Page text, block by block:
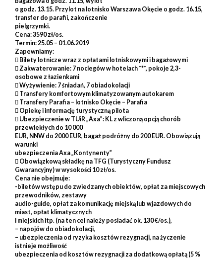
o godz. 13.15. Przylot na lotnisko Warszawa Okęcie o godz. 16.15,
transfer do parafii, zakończenie
pielgrzymki.
Cena: 3590 zł/os.
Termin: 25.05 – 01.06.2019
Zapewniamy:
 Bilety lotnicze wraz z opłatami lotniskowymi i bagażowymi
 Zakwaterowanie: 7 noclegów w hotelach ***, pokoje 2,3-
osobowe z łazienkami
 Wyżywienie: 7 śniadań, 7 obiadokolacji
 Transfery komfortowym klimatyzowanym autokarem
 Transfery Parafia – lotnisko Okęcie – Parafia
 Opiekę i informację turystyczną pilota
 Ubezpieczenie w TUiR „Axa”: KL z wliczoną opcją chorób
przewlekłych do 10 000
EUR, NNW do 2000 EUR, bagaż podróżny do 200 EUR. Obowiązują
warunki
ubezpieczenia Axa „Kontynenty”
 Obowiązkową składkę na TFG (Turystyczny Fundusz
Gwarancyjny) w wysokości 10 zł/os.
Cena nie obejmuje:
-biletów wstępu do zwiedzanych obiektów, opłat za miejscowych
przewodników, zestawy
audio-guide, opłat za komunikację miejską lub wjazdowych do
miast, opłat klimatycznych
i miejskich itp. (na ten cel należy posiadać ok. 130 €/os.),
– napojów do obiadokolacji,
– ubezpieczenia od ryzyka kosztów rezygnacji, na życzenie
istnieje możliwość
ubezpieczenia od kosztów rezygnacji za dodatkową opłatą (5 %